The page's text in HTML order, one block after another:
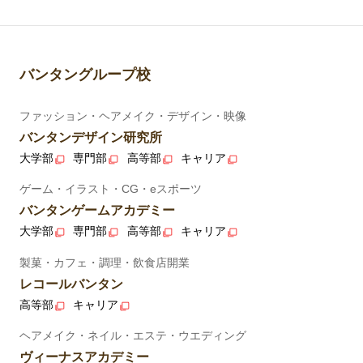
バンタングループ校
ファッション・ヘアメイク・デザイン・映像
バンタンデザイン研究所
大学部 専門部 高等部 キャリア
ゲーム・イラスト・CG・eスポーツ
バンタンゲームアカデミー
大学部 専門部 高等部 キャリア
製菓・カフェ・調理・飲食店開業
レコールバンタン
高等部 キャリア
ヘアメイク・ネイル・エステ・ウエディング
ヴィーナスアカデミー